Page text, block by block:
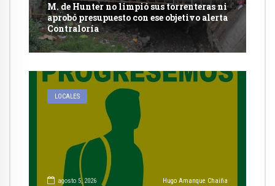
M. de Hunter no limpió sus torrenteras ni
aprobó presupuesto con ese objetivo alerta
Contraloría
LOCALES
agosto 5, 2026 Hugo Amanque Chaiña